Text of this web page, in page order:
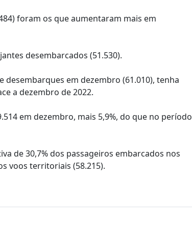
foram os que aumentaram mais em
desembarcados (51.530).
em dezembro (61.010), tenha
a dezembro de 2022.
em dezembro, mais 5,9%, do que no período
de 30,7% dos passageiros embarcados nos
voos territoriais (58.215).